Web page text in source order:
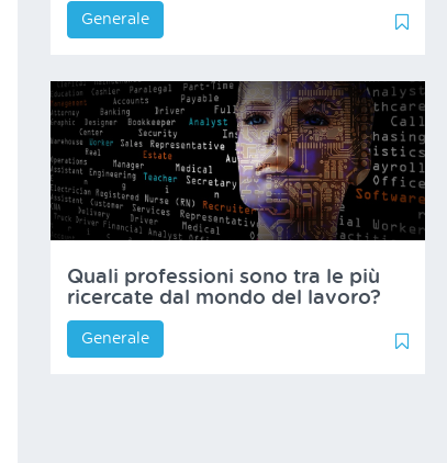
0
1
Generale
Quali professioni sono tra le più
ricercate dal mondo del lavoro?
11
Generale